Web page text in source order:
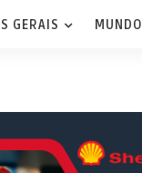
GERAIS MUNDO